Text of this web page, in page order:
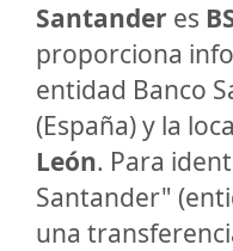
Santander es
proporciona
entidad Banco
(España) y la
León. Para
Santander"
una